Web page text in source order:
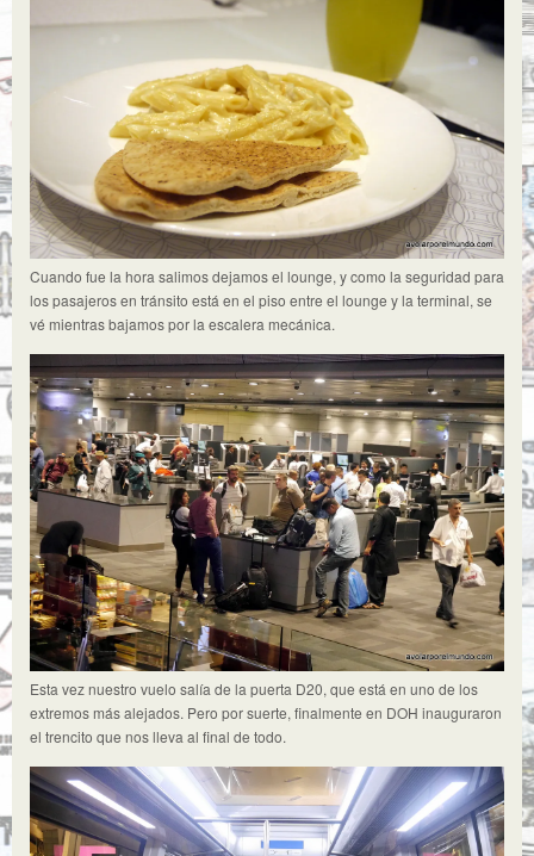
Cuando fue la hora salimos dejamos el lounge, y como la seguridad para
los pasajeros en tránsito está en el piso entre el lounge y la terminal, se
vé mientras bajamos por la escalera mecánica.
Esta vez nuestro vuelo salía de la puerta D20, que está en uno de los
extremos más alejados. Pero por suerte, finalmente en DOH inauguraron
el trencito que nos lleva al final de todo.